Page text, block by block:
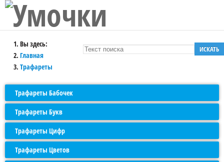
ИСКАТЬ
Вы здесь:
Главная
Трафареты
Трафареты Бабочек
Трафареты Букв
Трафареты Цифр
Трафареты Цветов